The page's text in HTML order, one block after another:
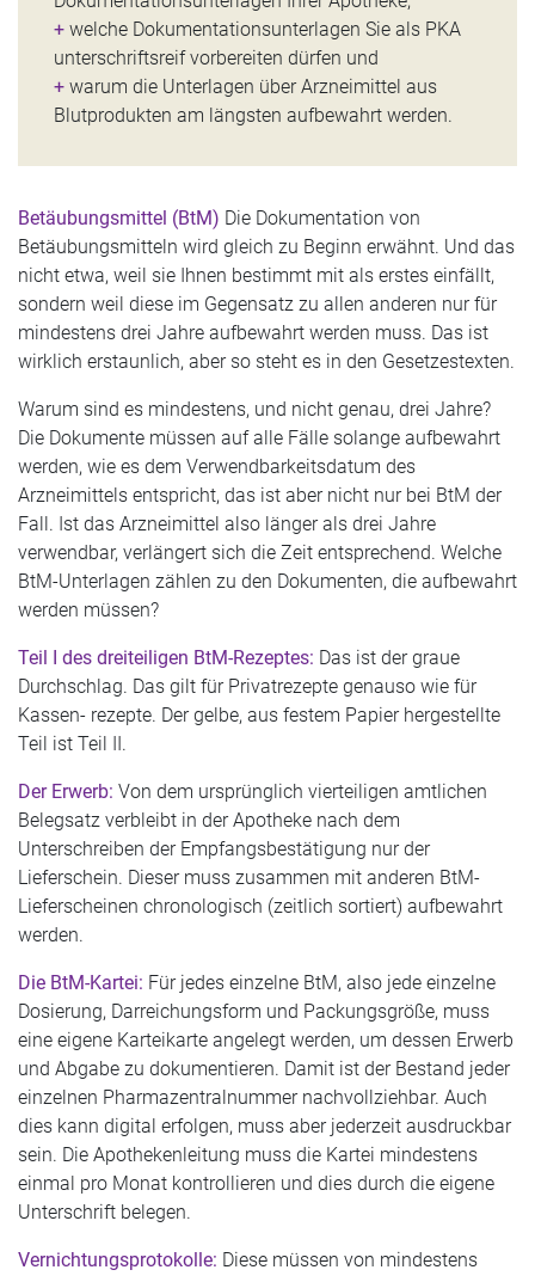
+ welche Dokumentationsunterlagen Sie als PKA
unter­schriftsreif vorbereiten dürfen und
+ warum die Unterlagen über Arzneimittel aus
Blutpro­dukten am längsten aufbewahrt werden.
Betäubungsmittel (BtM) Die Dokumentation von
Betäubungsmitteln wird gleich zu Beginn erwähnt. Und das
nicht etwa, weil sie Ihnen bestimmt mit als erstes einfällt,
sondern weil diese im Gegensatz zu allen anderen nur für
mindestens drei Jahre aufbewahrt werden muss. Das ist
wirklich erstaunlich, aber so steht es in den Gesetzestexten.
Warum sind es mindestens, und nicht genau, drei Jahre?
Die Dokumente müssen auf alle Fälle solange aufbewahrt
werden, wie es dem Verwendbarkeitsdatum des
Arzneimittels entspricht, das ist aber nicht nur bei BtM der
Fall. Ist das Arzneimittel also länger als drei Jahre
verwendbar, verlängert sich die Zeit entsprechend. Welche
BtM-Unterlagen zählen zu den Dokumenten, die aufbewahrt
werden müssen?
Teil I des dreiteiligen BtM-Rezeptes: Das ist der graue
Durchschlag. Das gilt für Privatrezepte genauso wie für
Kassen- rezepte. Der gelbe, aus festem Papier hergestellte
Teil ist Teil II.
Der Erwerb: Von dem ursprünglich vierteiligen amtlichen
Belegsatz verbleibt in der Apotheke nach dem
Unterschreiben der Empfangsbestätigung nur der
Lieferschein. Dieser muss zusammen mit anderen BtM-
Lieferscheinen chronologisch (zeitlich sortiert) aufbewahrt
werden.
Die BtM-Kartei: Für jedes einzelne BtM, also jede einzelne
Dosierung, Darreichungsform und Packungsgröße, muss
eine eigene Karteikarte angelegt werden, um dessen Erwerb
und Abgabe zu dokumentieren. Damit ist der Bestand jeder
einzelnen Pharmazentralnummer nachvollziehbar. Auch
dies kann digital erfolgen, muss aber jederzeit ausdruckbar
sein. Die Apothekenleitung muss die Kartei mindestens
einmal pro Monat kontrollieren und dies durch die eigene
Unterschrift belegen.
Vernichtungsprotokolle: Diese müssen von mindestens